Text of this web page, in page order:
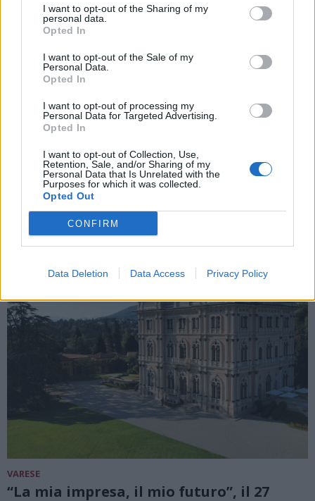
I want to opt-out of the Sharing of my
personal data.
Opted In
I want to opt-out of the Sale of my
Personal Data.
Opted In
I want to opt-out of processing my
Personal Data for Targeted Advertising.
Opted In
I want to opt-out of Collection, Use,
Retention, Sale, and/or Sharing of my
Personal Data that Is Unrelated with the
Purposes for which it was collected.
Opted Out
CONFIRM
Data Deletion Data Access Privacy Policy
UNIVERSITÀ - LAVORO
“Visione e ambizione”: a Ville Ponti il
convegno per i 30 anni di Jeliuc, la junior
enterprise dell’università Cattaneo
VARESE
“La mia impresa, il mio futuro”, il 27